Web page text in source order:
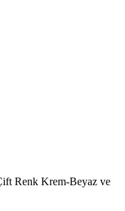
Renk Krem-Beyaz ve